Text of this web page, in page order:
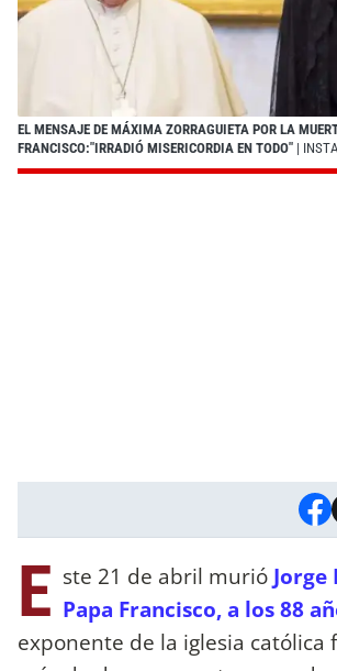
EL MENSAJE DE MÁXIMA ZORRAGUIETA POR LA
FRANCISCO:"IRRADIÓ MISERICORDIA EN TODO" |
E ste 21 de abril murió Jorge
Papa Francisco, a los 88
exponente de la iglesia católica